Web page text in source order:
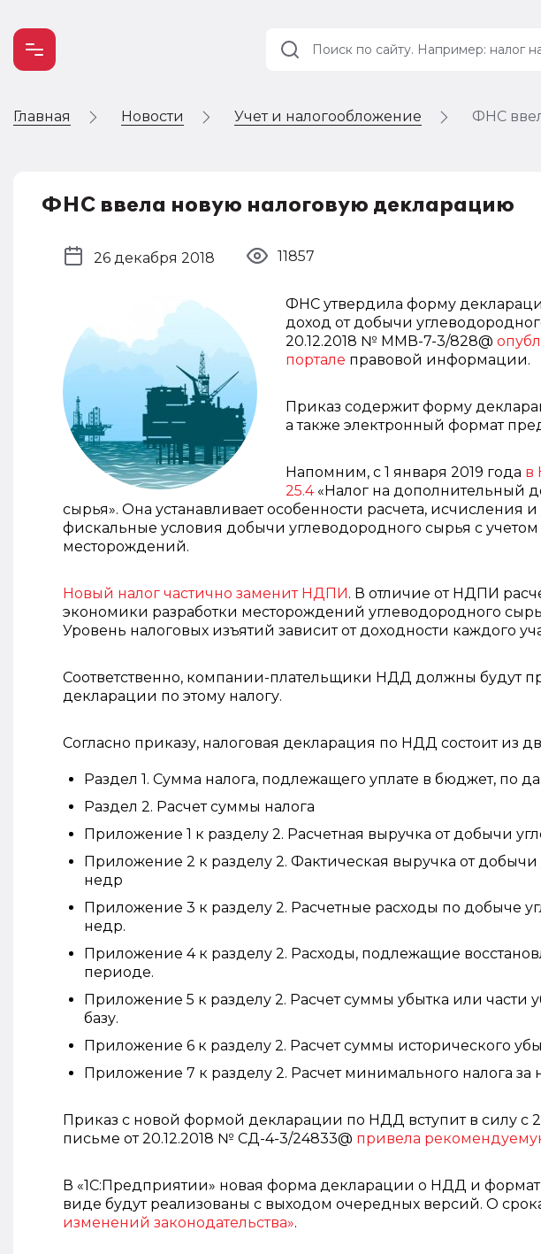
Главная Новости Учет и налогообложение ФНС
ФНС ввела новую налоговую декларацию
26 декабря 2018 11857
ФНС утвердила форму
доход от добычи
20.12.2018 № ММВ-7-3/828@
портале правовой информации.
Приказ содержит форму
а также электронный формат
Напомним, с 1 января 2019 года в
25.4«Налог на дополнительный
сырья». Она устанавливает особенности расчета, исчисления
фискальные условия добычи углеводородного сырья с
месторождений.
Новый налог частично заменит НДПИ. В отличие от НДПИ
экономики разработки месторождений углеводородного
Уровень налоговых изъятий зависит от доходности каждого
Соответственно, компании-плательщики НДД должны будут
декларации по этому налогу.
Согласно приказу, налоговая декларация по НДД состоит из
Раздел 1. Сумма налога, подлежащего уплате в бюджет, по
Раздел 2. Расчет суммы налога
Приложение 1 к разделу 2. Расчетная выручка от добычи
Приложение 2 к разделу 2. Фактическая выручка от добычи
недр
Приложение 3 к разделу 2. Расчетные расходы по добыче
недр.
Приложение 4 к разделу 2. Расходы, подлежащие
периоде.
Приложение 5 к разделу 2. Расчет суммы убытка или части
базу.
Приложение 6 к разделу 2. Расчет суммы исторического
Приложение 7 к разделу 2. Расчет минимального налога за
Приказ с новой формой декларации по НДД вступит в силу с
письме от 20.12.2018 № СД-4-3/24833@ привела
В «1С:Предприятии» новая форма декларации о НДД и формат
виде будут реализованы с выходом очередных версий. О
изменений законодательства».
Учет и